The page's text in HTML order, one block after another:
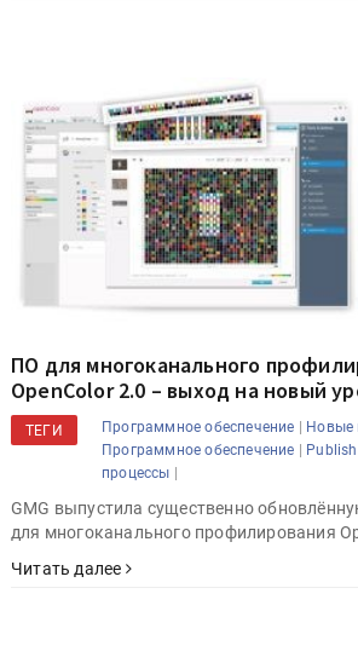
ПО для многоканального
OpenColor 2.0 – выход на новый
ТЕГИ Программное обеспечение | Новые
Программное обеспечение | Publish
процессы |
GMG выпустила существенно
для многоканального профилирования
Читать далее